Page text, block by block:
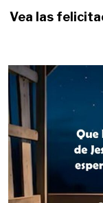
Vea las